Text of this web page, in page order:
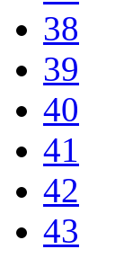
38
39
40
41
42
43